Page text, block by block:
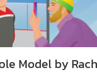
Model by